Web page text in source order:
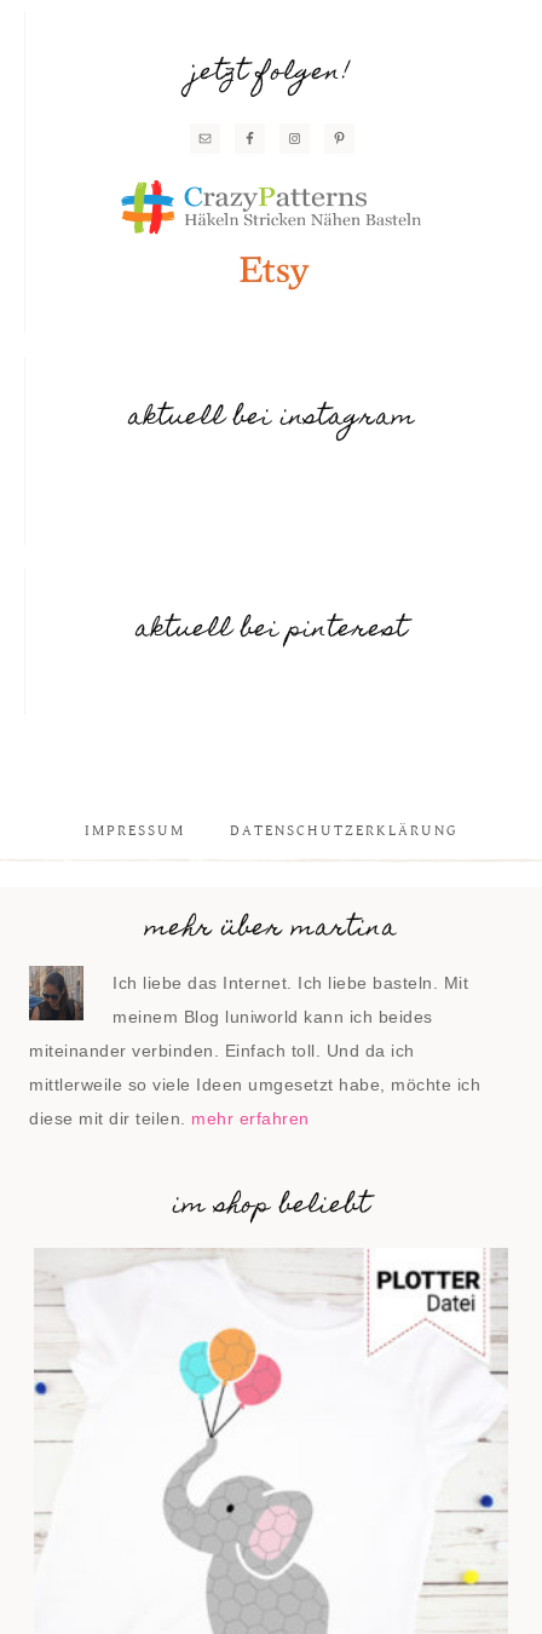
jetzt folgen!
aktuell bei instagram
aktuell bei pinterest
IMPRESSUM DATENSCHUTZERKLÄRUNG
mehr über martina
Ich liebe das Internet. Ich liebe basteln. Mit
meinem Blog luniworld kann ich beides
miteinander verbinden. Einfach toll. Und da ich
mittlerweile so viele Ideen umgesetzt habe, möchte ich
diese mit dir teilen. mehr erfahren
im shop beliebt